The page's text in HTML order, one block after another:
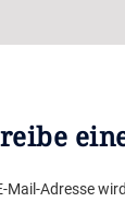
Mail-Adresse